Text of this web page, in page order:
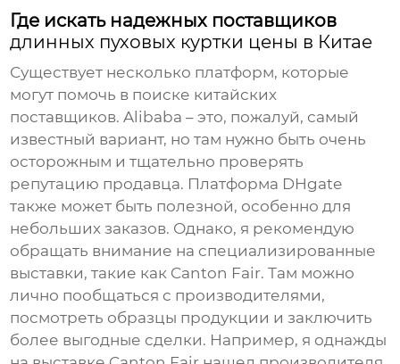
Где искать надежных поставщиков
длинных пуховых куртки цены в Китае
Существует несколько платформ, которые
могут помочь в поиске китайских
поставщиков. Alibaba – это, пожалуй, самый
известный вариант, но там нужно быть очень
осторожным и тщательно проверять
репутацию продавца. Платформа DHgate
также может быть полезной, особенно для
небольших заказов. Однако, я рекомендую
обращать внимание на специализированные
выставки, такие как Canton Fair. Там можно
лично пообщаться с производителями,
посмотреть образцы продукции и заключить
более выгодные сделки. Например, я однажды